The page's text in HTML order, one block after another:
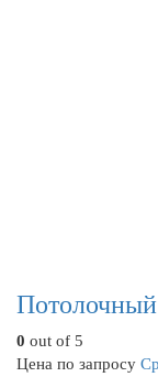
0 out of 5
Цена по запросу